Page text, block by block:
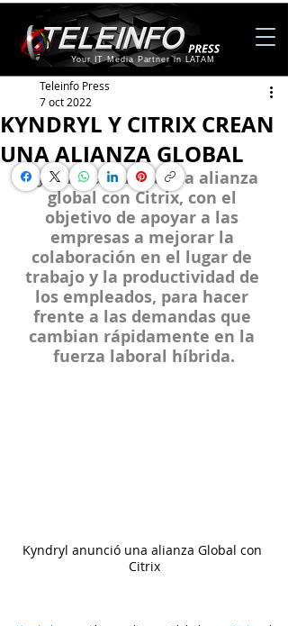
Your IT Media Partner in LATAM
KYNDRYL Y CITRIX CREAN
UNA ALIANZA GLOBAL
Teleinfo Press
7 oct 2022
Kyndryl anuncia una alianza
global con Citrix, con el
objetivo de apoyar a las
empresas a mejorar la
colaboración en el lugar de
trabajo y la productividad de
los empleados, para hacer
frente a las demandas que
cambian rápidamente en la
fuerza laboral híbrida.
Kyndryl anunció una alianza Global con
Citrix